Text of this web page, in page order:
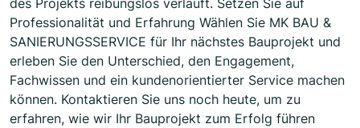
des Projekts reibungslos verläuft. Setzen Sie auf
Professionalität und Erfahrung Wählen Sie MK BAU &
SANIERUNGSSERVICE für Ihr nächstes Bauprojekt und
erleben Sie den Unterschied, den Engagement,
Fachwissen und ein kundenorientierter Service machen
können. Kontaktieren Sie uns noch heute, um zu
erfahren, wie wir Ihr Bauprojekt zum Erfolg führen